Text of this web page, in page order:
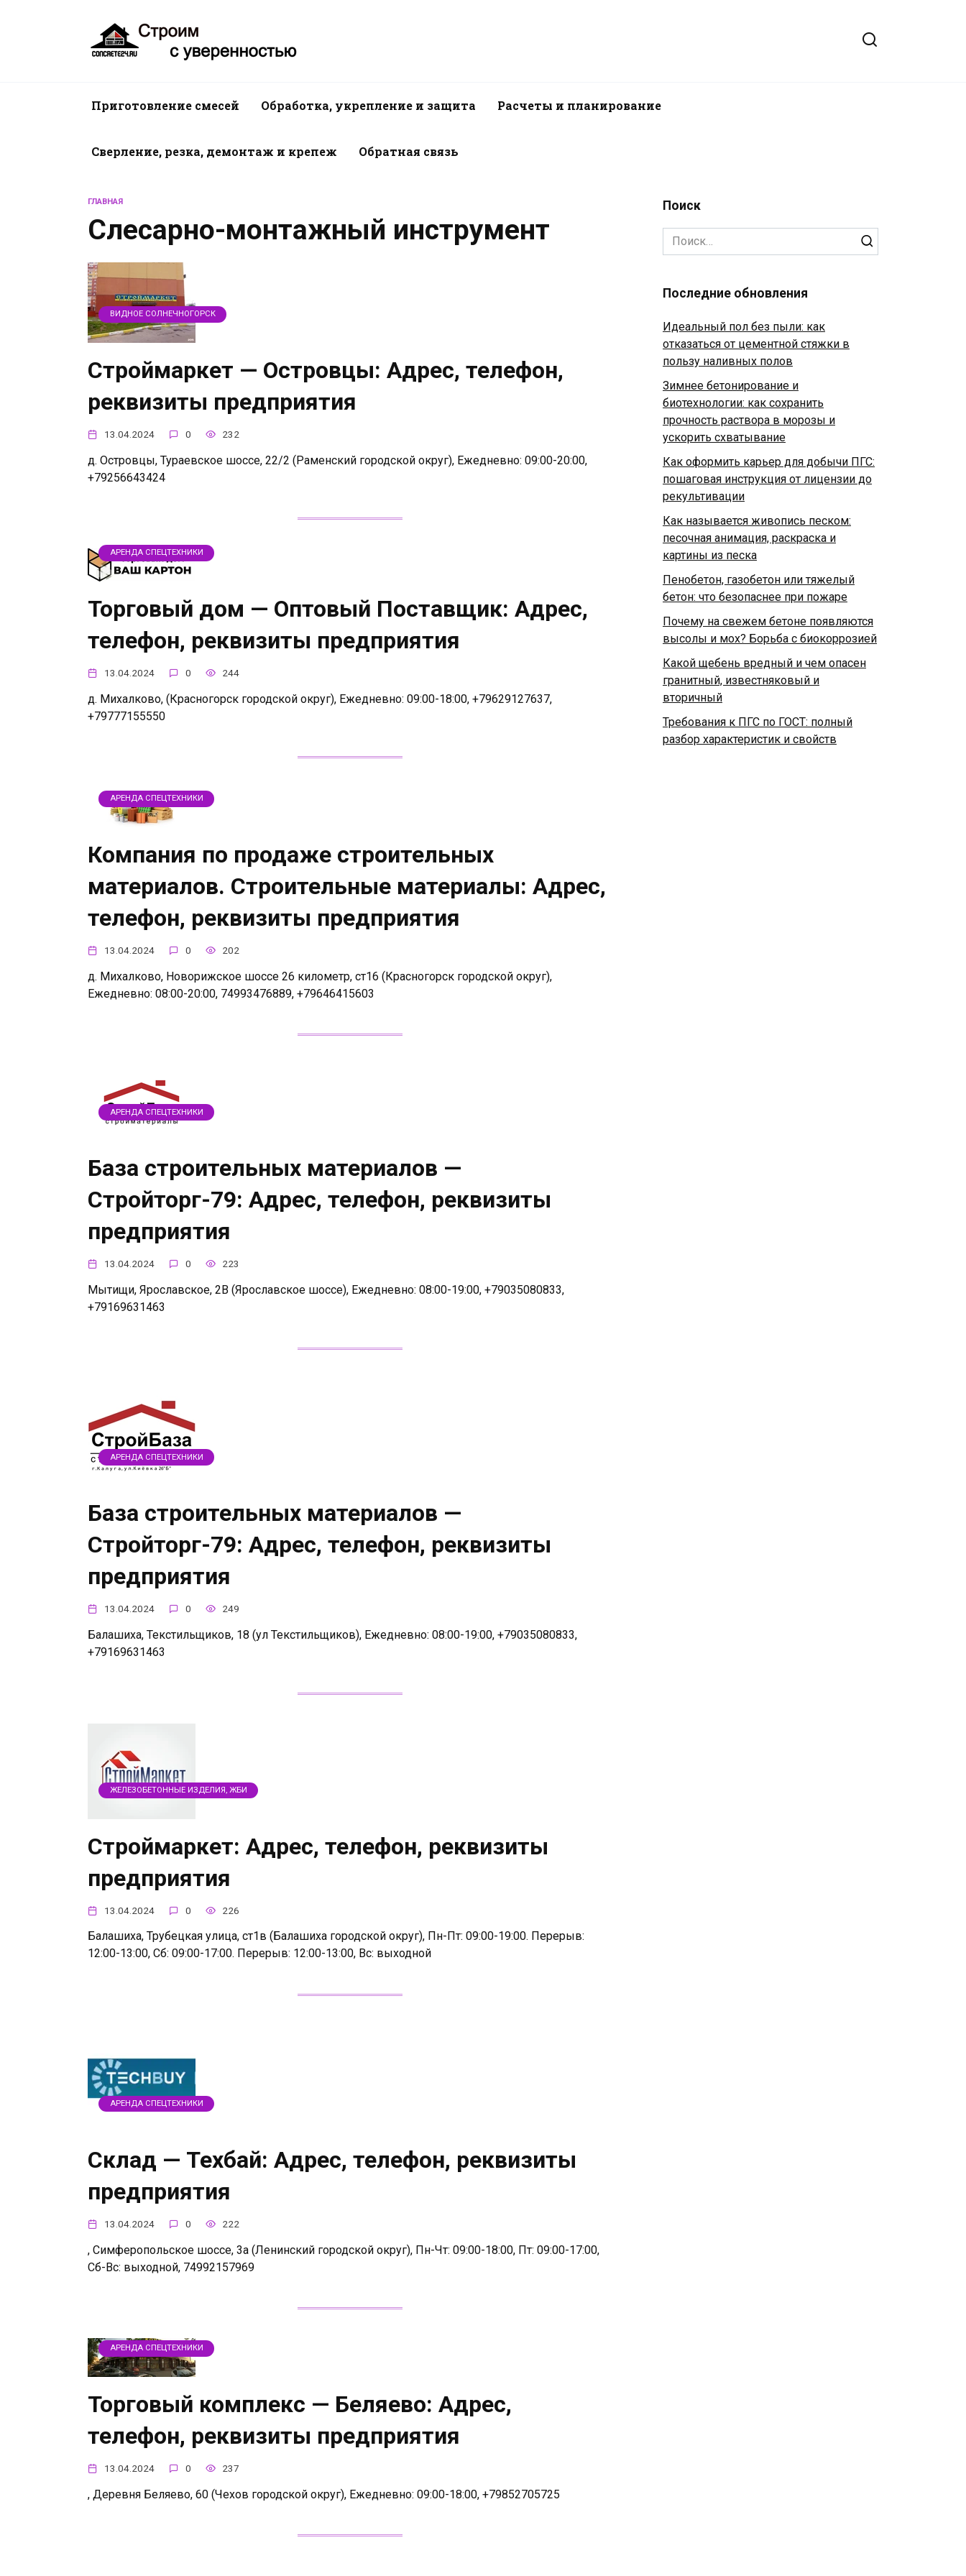
Приготовление смесей Обработка, укрепление и защита Расчеты и планирование
Сверление, резка, демонтаж и крепеж Обратная связь
ГЛАВНАЯ
Слесарно-монтажный инструмент
ВИДНОЕ СОЛНЕЧНОГОРСК
Строймаркет — Островцы: Адрес, телефон,
реквизиты предприятия
13.04.2024 0 232
д. Островцы, Тураевское шоссе, 22/2 (Раменский городской округ), Ежедневно: 09:00-20:00,
+79256643424
АРЕНДА СПЕЦТЕХНИКИ
Торговый дом — Оптовый Поставщик: Адрес,
телефон, реквизиты предприятия
13.04.2024 0 244
д. Михалково, (Красногорск городской округ), Ежедневно: 09:00-18:00, +79629127637,
+79777155550
АРЕНДА СПЕЦТЕХНИКИ
Компания по продаже строительных
материалов. Строительные материалы: Адрес,
телефон, реквизиты предприятия
13.04.2024 0 202
д. Михалково, Новорижское шоссе 26 километр, ст16 (Красногорск городской округ),
Ежедневно: 08:00-20:00, 74993476889, +79646415603
АРЕНДА СПЕЦТЕХНИКИ
База строительных материалов —
Стройторг-79: Адрес, телефон, реквизиты
предприятия
13.04.2024 0 223
Мытищи, Ярославское, 2В (Ярославское шоссе), Ежедневно: 08:00-19:00, +79035080833,
+79169631463
АРЕНДА СПЕЦТЕХНИКИ
База строительных материалов —
Стройторг-79: Адрес, телефон, реквизиты
предприятия
13.04.2024 0 249
Балашиха, Текстильщиков, 18 (ул Текстильщиков), Ежедневно: 08:00-19:00, +79035080833,
+79169631463
ЖЕЛЕЗОБЕТОННЫЕ ИЗДЕЛИЯ, ЖБИ
Строймаркет: Адрес, телефон, реквизиты
предприятия
13.04.2024 0 226
Балашиха, Трубецкая улица, ст1в (Балашиха городской округ), Пн-Пт: 09:00-19:00. Перерыв:
12:00-13:00, Сб: 09:00-17:00. Перерыв: 12:00-13:00, Вс: выходной
АРЕНДА СПЕЦТЕХНИКИ
Склад — Техбай: Адрес, телефон, реквизиты
предприятия
13.04.2024 0 222
, Симферопольское шоссе, 3а (Ленинский городской округ), Пн-Чт: 09:00-18:00, Пт: 09:00-17:00,
Сб-Вс: выходной, 74992157969
АРЕНДА СПЕЦТЕХНИКИ
Торговый комплекс — Беляево: Адрес,
телефон, реквизиты предприятия
13.04.2024 0 237
, Деревня Беляево, 60 (Чехов городской округ), Ежедневно: 09:00-18:00, +79852705725
Поиск
Search
for:
Последние обновления
Идеальный пол без пыли: как
отказаться от цементной стяжки в
пользу наливных полов
Зимнее бетонирование и
биотехнологии: как сохранить
прочность раствора в морозы и
ускорить схватывание
Как оформить карьер для добычи ПГС:
пошаговая инструкция от лицензии до
рекультивации
Как называется живопись песком:
песочная анимация, раскраска и
картины из песка
Пенобетон, газобетон или тяжелый
бетон: что безопаснее при пожаре
Почему на свежем бетоне появляются
высолы и мох? Борьба с биокоррозией
Какой щебень вредный и чем опасен
гранитный, известняковый и
вторичный
Требования к ПГС по ГОСТ: полный
разбор характеристик и свойств